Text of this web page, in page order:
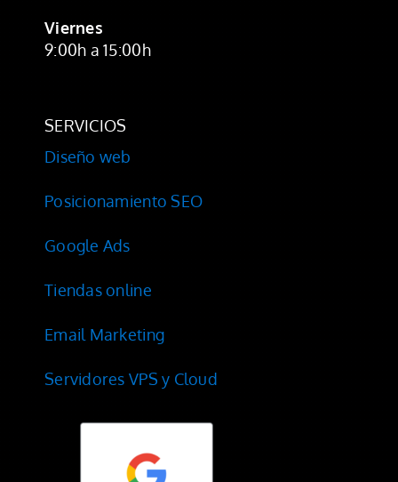
Viernes
9:00h a 15:00h
SERVICIOS
Diseño web
Posicionamiento SEO
Google Ads
Tiendas online
Email Marketing
Servidores VPS y Cloud